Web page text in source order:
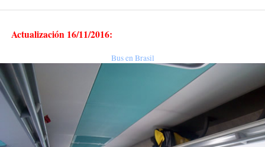
Actualización 16/11/2016:
Bus en Brasil